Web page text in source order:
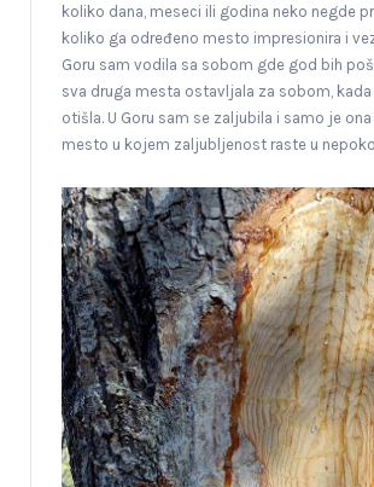
koliko dana, meseci ili godina neko negde
koliko ga određeno mesto impresionira i
Goru sam vodila sa sobom gde god bih
sva druga mesta ostavljala za sobom, kada
otišla. U Goru sam se zaljubila i samo je
mesto u kojem zaljubljenost raste u